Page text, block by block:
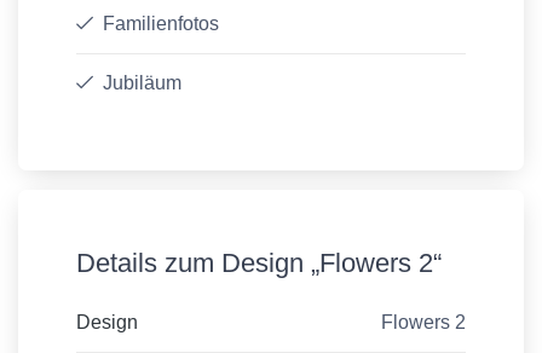
Familienfotos
Jubiläum
Details zum Design „Flowers 2“
Design Flowers 2